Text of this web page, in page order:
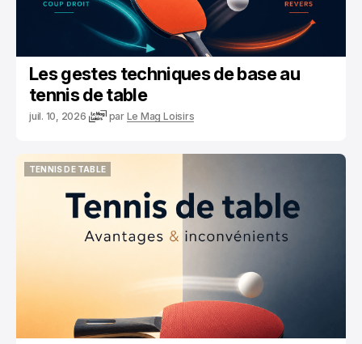
Les gestes techniques de base au
tennis de table
juil. 10, 2026 par Le Mag Loisirs
TENNIS DE TABLE